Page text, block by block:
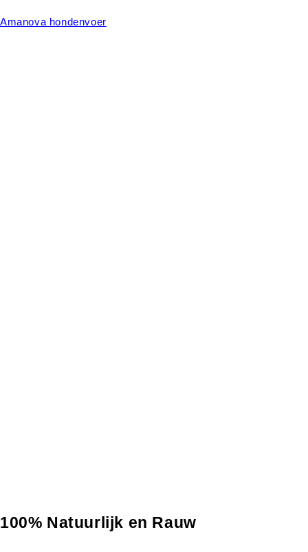
Amanova hondenvoer
100% Natuurlijk en Rauw